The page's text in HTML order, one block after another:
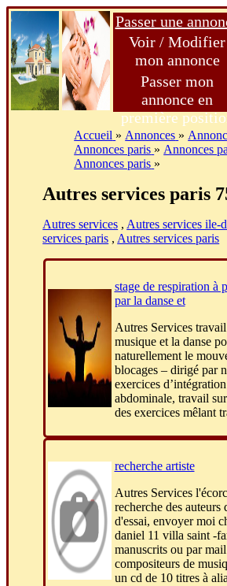
Passer une
Voir / Modifier
mon annonce
Passer mon
annonce en
première
Accueil » Annonces »
Annonces paris » Annonces
Annonces paris »
Autres services paris
Autres services , Autres services ile-
services paris , Autres services paris
stage de respiration à
par la danse et
Autres Services
musique et la danse
naturellement le
blocages – dirigé par
exercices
abdominale, travail
des exercices mêlant
recherche artiste
Autres Services
recherche des auteurs
d'essai, envoyer moi
daniel 11 villa saint -
manuscrits ou par
compositeurs de
un cd de 10 titres à